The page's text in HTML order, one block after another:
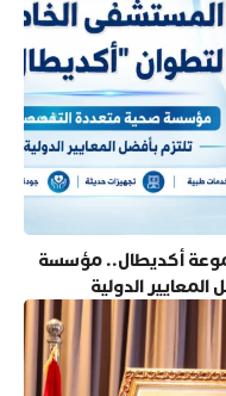
أكديطال.. مؤسسة
الدولية